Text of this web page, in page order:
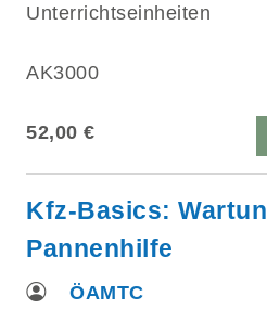
Unterrichtseinheiten
AK3000
52,00 €
Kfz-Basics:
Pannenhilfe
ÖAMTC